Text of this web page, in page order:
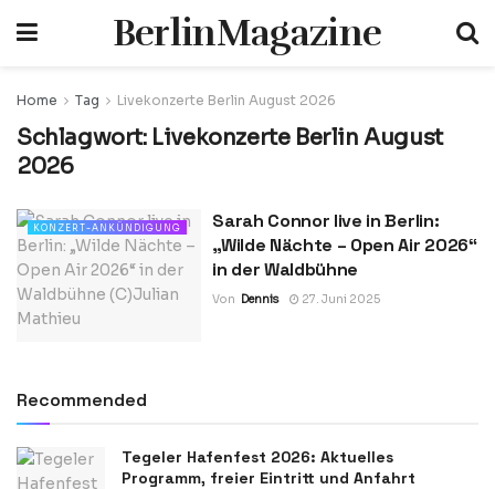
BerlinMagazine
Home Tag Livekonzerte Berlin August 2026
Schlagwort: Livekonzerte Berlin August
2026
KONZERT-ANKÜNDIGUNG
Sarah Connor live in Berlin:
„Wilde Nächte – Open Air 2026“
in der Waldbühne
Von Dennis 27. Juni 2025
Recommended
Tegeler Hafenfest 2026: Aktuelles
Programm, freier Eintritt und Anfahrt